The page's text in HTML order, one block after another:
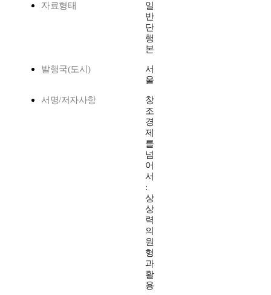
자료형태
일
반
단
행
본
발행국(도시)
서
울
서명/저자사항
창
조
경
제
를
넘
어
서
:
상
상
력
의
원
형
과
활
용